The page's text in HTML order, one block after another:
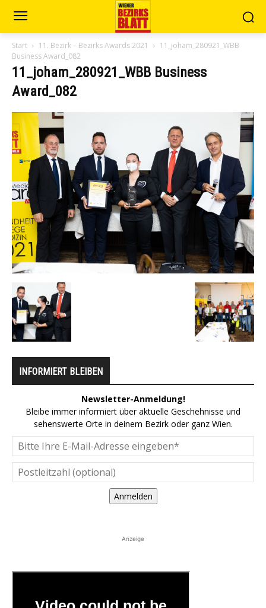
Start 11. Bezirk – Bezirks Awards 2021
11_joham_280921_WBB
Business Award_082
11_joham_280921_WBB Business
Award_082
INFORMIERT BLEIBEN
Newsletter-Anmeldung!
Bleibe immer informiert über aktuelle Geschehnisse und
sehenswerte Orte in deinem Bezirk oder ganz Wien.
Anmelden
Anzeige